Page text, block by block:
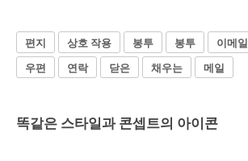
편지 상호 작용 봉투 봉투 이메일
우편
연락 닫은 채우는 메일
똑같은 스타일과 콘셉트의 아이콘